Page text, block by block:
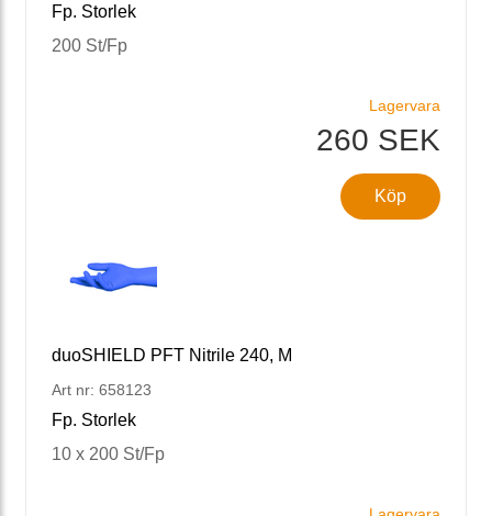
Fp. Storlek
200 St/Fp
Lagervara
260 SEK
Köp
duoSHIELD PFT Nitrile 240, M
Art nr: 658123
Fp. Storlek
10 x 200 St/Fp